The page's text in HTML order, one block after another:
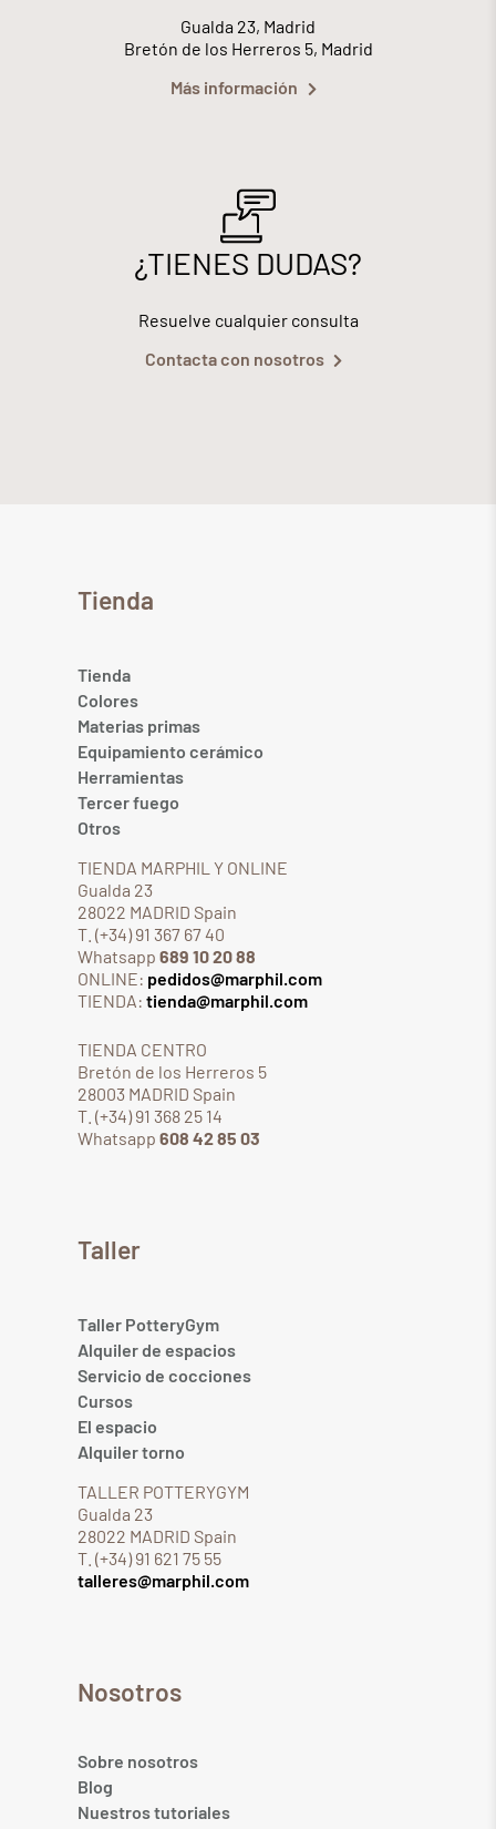
Gualda 23, Madrid
Bretón de los Herreros 5, Madrid
Más información
¿TIENES DUDAS?
Resuelve cualquier consulta
Contacta con nosotros
Tienda
Tienda
Colores
Materias primas
Equipamiento cerámico
Herramientas
Tercer fuego
Otros
TIENDA MARPHIL Y ONLINE
Gualda 23
28022 MADRID Spain
T. (+34) 91 367 67 40
Whatsapp 689 10 20 88
ONLINE: pedidos@marphil.com
TIENDA: tienda@marphil.com
TIENDA CENTRO
Bretón de los Herreros 5
28003 MADRID Spain
T. (+34) 91 368 25 14
Whatsapp 608 42 85 03
Taller
Taller PotteryGym
Alquiler de espacios
Servicio de cocciones
Cursos
El espacio
Alquiler torno
TALLER POTTERYGYM
Gualda 23
28022 MADRID Spain
T. (+34) 91 621 75 55
talleres@marphil.com
Nosotros
Sobre nosotros
Blog
Nuestros tutoriales